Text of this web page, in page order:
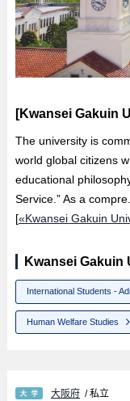
[Kwansei Gakuin
The university is
world global citizens
educational
Service.” As a
[«Kwansei Gakuin
Kwansei Gakuin
International Students -
Human Welfare Studies
大阪府 / 私立